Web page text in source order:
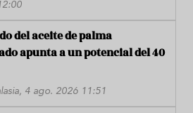
del aceite de palma
apunta a un potencial del 40
4 ago. 2026 11:51